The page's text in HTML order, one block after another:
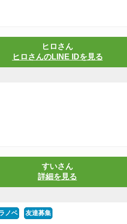
ヒロさん
ヒロさんのLINE IDを見る
すいさん
詳細を見る
ノベ 友達募集